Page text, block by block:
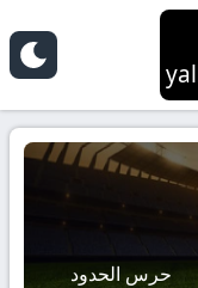
حرس الحدود